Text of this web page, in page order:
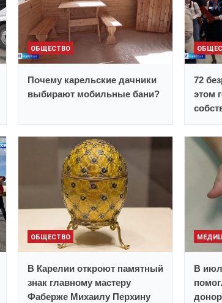
ОБЩЕСТВО
Почему карельские дачники
выбирают мобильные бани?
72
этом
ОБЩЕСТВО
В Карелии откроют памятный
знак главному мастеру
Фаберже Михаилу Перхину
В